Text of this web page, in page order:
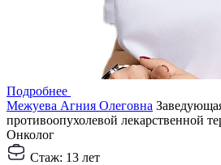
Подробнее
Межуева Агния Олеговна
противоопухолевой лекарственной
Онколог
Стаж: 13 лет